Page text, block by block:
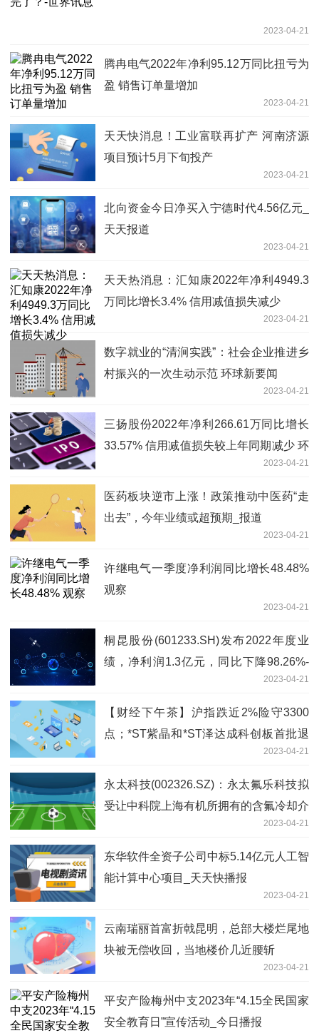
2023-04-21
腾冉电气2022年净利95.12万同比扭亏为
盈 销售订单量增加
2023-04-21
天天快消息！工业富联再扩产 河南济源
项目预计5月下旬投产
2023-04-21
北向资金今日净买入宁德时代4.56亿元_
天天报道
2023-04-21
天天热消息：汇知康2022年净利4949.3
万同比增长3.4% 信用减值损失减少
2023-04-21
数字就业的“清涧实践”：社会企业推进乡
村振兴的一次生动示范 环球新要闻
2023-04-21
三扬股份2022年净利266.61万同比增长
33.57% 信用减值损失较上年同期减少 环
2023-04-21
医药板块逆市上涨！政策推动中医药“走
出去”，今年业绩或超预期_报道
2023-04-21
许继电气一季度净利润同比增长48.48%
观察
2023-04-21
桐昆股份(601233.SH)发布2022年度业
绩，净利润1.3亿元，同比下降98.26%-
2023-04-21
【财经下午茶】沪指跌近2%险守3300
点；*ST紫晶和*ST泽达成科创板首批退
2023-04-21
永太科技(002326.SZ)：永太氟乐科技拟
受让中科院上海有机所拥有的含氟冷却介
2023-04-21
东华软件全资子公司中标5.14亿元人工智
能计算中心项目_天天快播报
2023-04-21
云南瑞丽首富折戟昆明，总部大楼烂尾地
块被无偿收回，当地楼价几近腰斩
2023-04-21
平安产险梅州中支2023年“4.15全民国家
安全教育日”宣传活动_今日播报